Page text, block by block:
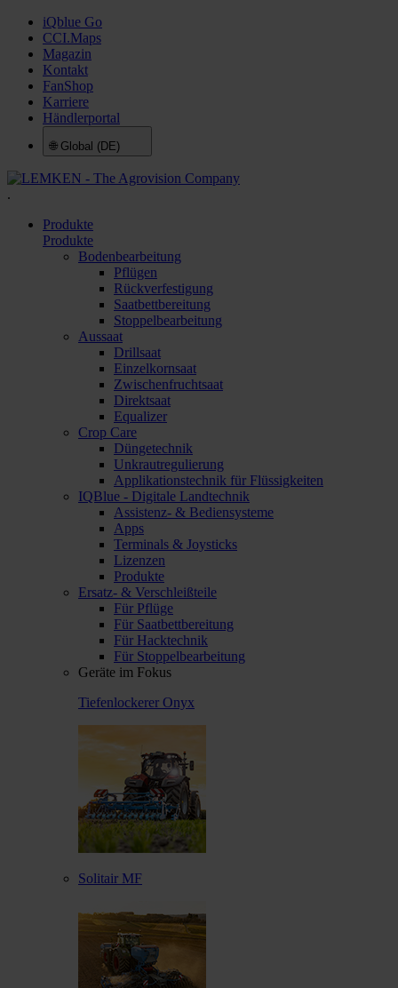
iQblue Go
CCI.Maps
Magazin
Kontakt
FanShop
Karriere
Händlerportal
🌐 Global (DE)
.
Produkte
Produkte
Bodenbearbeitung
Pflügen
Rückverfestigung
Saatbettbereitung
Stoppelbearbeitung
Aussaat
Drillsaat
Einzelkornsaat
Zwischenfruchtsaat
Direktsaat
Equalizer
Crop Care
Düngetechnik
Unkrautregulierung
Applikationstechnik für Flüssigkeiten
IQBlue - Digitale Landtechnik
Assistenz- & Bediensysteme
Apps
Terminals & Joysticks
Lizenzen
Produkte
Ersatz- & Verschleißteile
Für Pflüge
Für Saatbettbereitung
Für Hacktechnik
Für Stoppelbearbeitung
Geräte im Fokus
Tiefenlockerer Onyx
Solitair MF